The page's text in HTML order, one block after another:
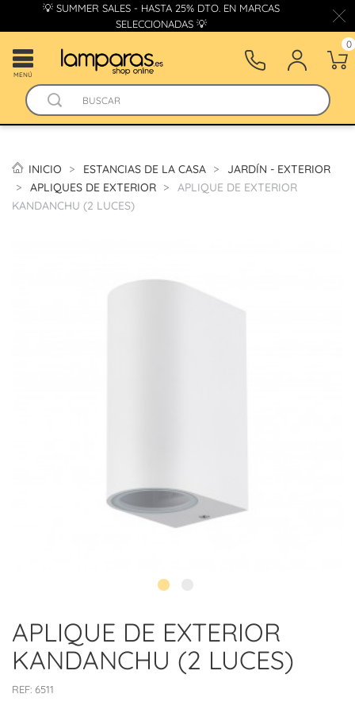
💡 SUMMER SALES - HASTA 25% DTO. EN MARCAS
SELECCIONADAS 💡
MENÚ
0
INICIO ESTANCIAS DE LA CASA
JARDÍN - EXTERIOR
APLIQUES DE EXTERIOR
APLIQUE DE EXTERIOR
KANDANCHU (2 LUCES)
APLIQUE DE EXTERIOR
KANDANCHU (2 LUCES)
REF: 6511